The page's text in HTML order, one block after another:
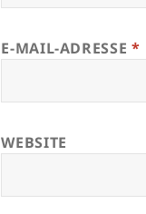
E-MAIL-ADRESSE *
WEBSITE